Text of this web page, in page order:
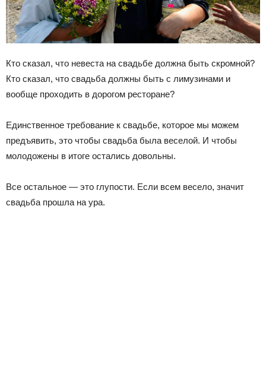
Кто сказал, что невеста на свадьбе должна быть скромной?
Кто сказал, что свадьба должны быть с лимузинами и
вообще проходить в дорогом ресторане?
Единственное требование к свадьбе, которое мы можем
предъявить, это чтобы свадьба была веселой. И чтобы
молодожены в итоге остались довольны.
Все остальное — это глупости. Если всем весело, значит
свадьба прошла на ура.